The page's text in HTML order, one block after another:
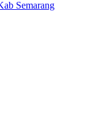
Semarang